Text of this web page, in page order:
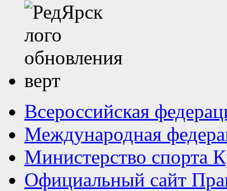
Всероссийская
Международная
Министерство спорта
Официальный сайт